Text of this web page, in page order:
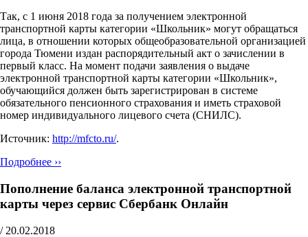
Так, с 1 июня 2018 года за получением электронной
транспортной карты категории «Школьник» могут обращаться
лица, в отношении которых общеобразовательной организацией
города Тюмени издан распорядительный акт о зачислении в
первый класс. На момент подачи заявления о выдаче
электронной транспортной карты категории «Школьник»,
обучающийся должен быть зарегистрирован в системе
обязательного пенсионного страхования и иметь страховой
номер индивидуального лицевого счета (СНИЛС).
Источник: http://mfcto.ru/.
Подробнее ››
Пополнение баланса электронной транспортной
карты через сервис Сбербанк Онлайн
/ 20.02.2018